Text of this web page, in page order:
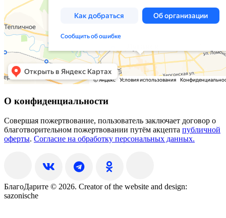
О конфиденциальности
Совершая пожертвование, пользователь заключает договор о
благотворительном пожертвовании путём акцепта публичной
оферты. Согласие на обработку персональных данных.
БлагоДарите © 2026. Creator of the website and design:
sazonische